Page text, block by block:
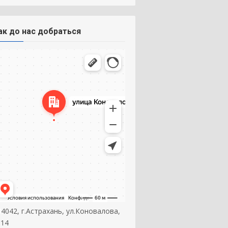
до нас добраться
г.Астрахань, ул.Коновалова,